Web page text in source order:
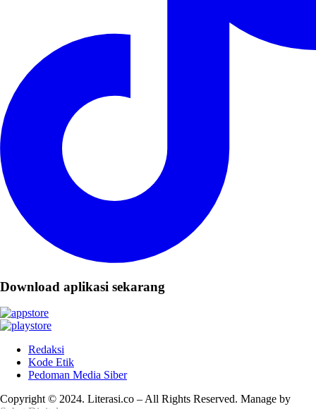
Download aplikasi sekarang
Redaksi
Kode Etik
Pedoman Media Siber
Copyright © 2024. Literasi.co – All Rights Reserved. Manage by